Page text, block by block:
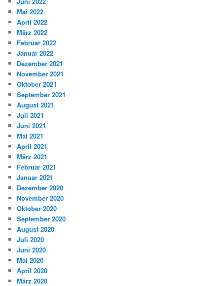
Mai 2022
April 2022
März 2022
Februar 2022
Januar 2022
Dezember 2021
November 2021
Oktober 2021
September 2021
August 2021
Juli 2021
Juni 2021
Mai 2021
April 2021
März 2021
Februar 2021
Januar 2021
Dezember 2020
November 2020
Oktober 2020
September 2020
August 2020
Juli 2020
Juni 2020
Mai 2020
April 2020
März 2020